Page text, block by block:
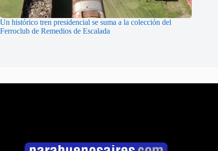
Un histórico tren presidencial se suma a la colección del
Ferroclub de Remedios de Escalada